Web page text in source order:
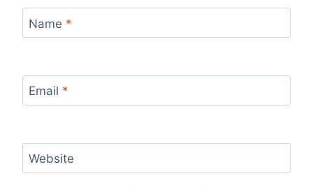
Name *
Email *
Website